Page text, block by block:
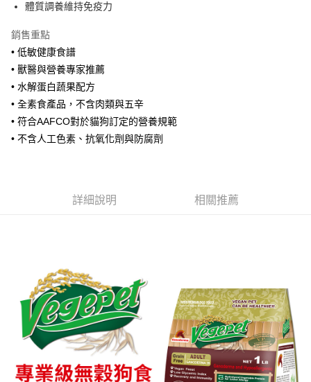
ATM付款
全家取貨付款
每筆NT$60，滿NT$1,000(含以上)免運費
7-11取貨付款
體質調養維持免疫力
銷售重點
• 低敏健康食譜
• 獸醫與營養專家推薦
• 水解蛋白蔬果配方
• 全素食產品，不含肉類與五辛
• 符合AAFCO對於貓狗訂定的營養規範
• 不含人工色素、抗氧化劑與防腐劑
詳細說明 相關推薦